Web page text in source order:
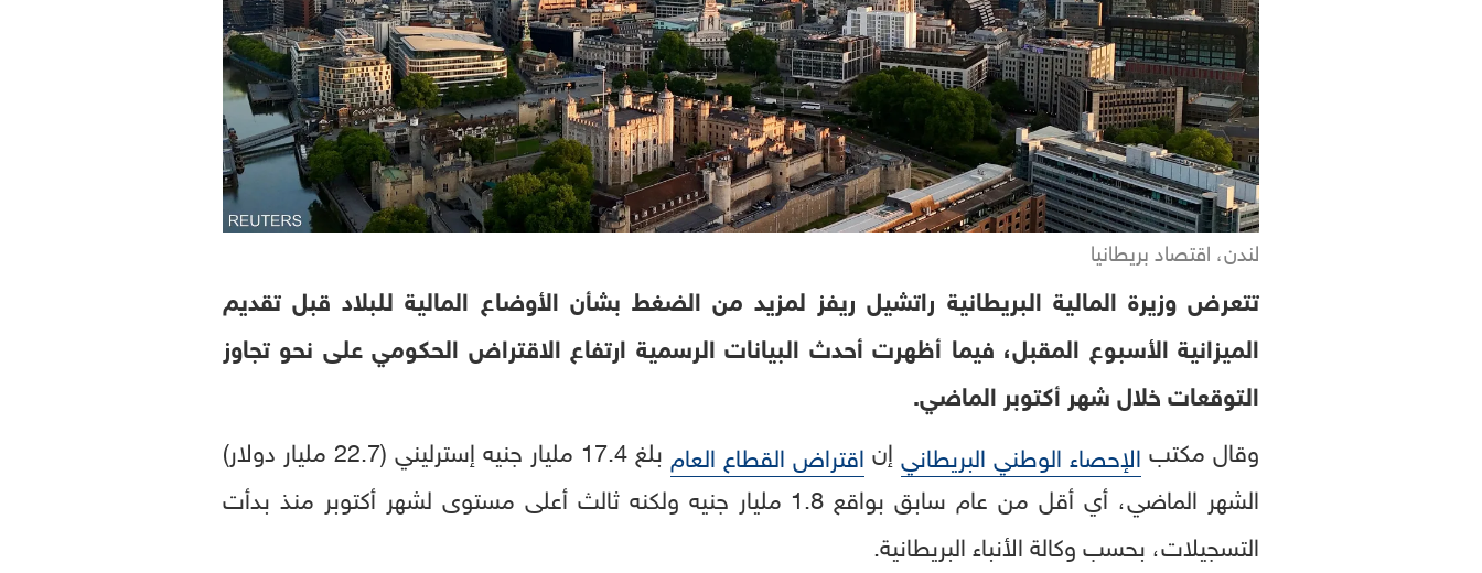
لندن، اقتصاد بريطانيا
تتعرض وزيرة المالية البريطانية راتشيل ريفز لمزيد من الضغط بشأن الأوضاع المالية للبلاد قبل تقديم
الميزانية الأسبوع المقبل، فيما أظهرت أحدث البيانات الرسمية ارتفاع الاقتراض الحكومي على نحو تجاوز
التوقعات خلال شهر أكتوبر الماضي.
وقال مكتب الإحصاء الوطني البريطاني إن اقتراض القطاع العام
بلغ 17.4 مليار جنيه إسترليني (22.7 مليار دولار)
الشهر الماضي، أي أقل من عام سابق بواقع 1.8 مليار جنيه ولكنه ثالث أعلى مستوى لشهر أكتوبر منذ بدأت
التسجيلات، بحسب وكالة الأنباء البريطانية.